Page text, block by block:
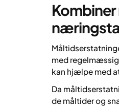
med
kan hjælpe med
Da
de måltider og